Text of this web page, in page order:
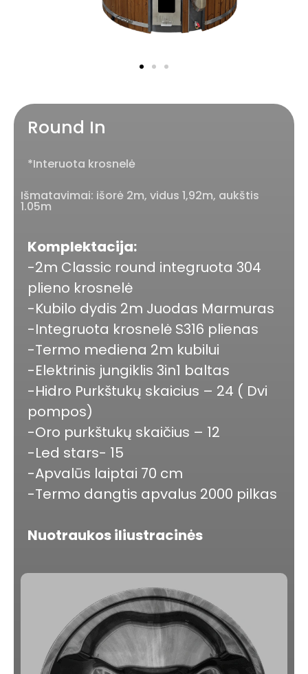
Round In
*Interuota krosnelė
Išmatavimai: išorė 2m, vidus 1,92m, aukštis
1.05m
Komplektacija:
-2m Classic round integruota 304
plieno krosnelė
-Kubilo dydis 2m Juodas Marmuras
-Integruota krosnelė S316 plienas
-Termo mediena 2m kubilui
-Elektrinis jungiklis 3in1 baltas
-Hidro Purkštukų skaicius – 24 ( Dvi
pompos)
-Oro purkštukų skaičius – 12
-Led stars- 15
-Apvalūs laiptai 70 cm
-Termo dangtis apvalus 2000 pilkas
Nuotraukos iliustracinės